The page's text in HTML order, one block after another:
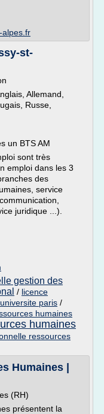
alpes.fr
st-
Allemand,
Russe,
un BTS AM
sont très
emploi dans les 3
des
service
juridique ...).
gestion des
/ licence
paris /
humaines
humaines
ressources
Humaines |
(RH)
présentent la